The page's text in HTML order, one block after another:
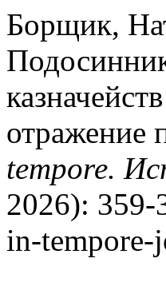
Борщик,
отражение
tempore.
2026): 359-
in-